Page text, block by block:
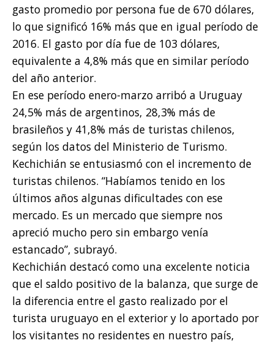
gasto promedio por persona fue de 670 dólares,
lo que significó 16% más que en igual período de
2016. El gasto por día fue de 103 dólares,
equivalente a 4,8% más que en similar período
del año anterior.
En ese período enero-marzo arribó a Uruguay
24,5% más de argentinos, 28,3% más de
brasileños y 41,8% más de turistas chilenos,
según los datos del Ministerio de Turismo.
Kechichián se entusiasmó con el incremento de
turistas chilenos. “Habíamos tenido en los
últimos años algunas dificultades con ese
mercado. Es un mercado que siempre nos
apreció mucho pero sin embargo venía
estancado”, subrayó.
Kechichián destacó como una excelente noticia
que el saldo positivo de la balanza, que surge de
la diferencia entre el gasto realizado por el
turista uruguayo en el exterior y lo aportado por
los visitantes no residentes en nuestro país,